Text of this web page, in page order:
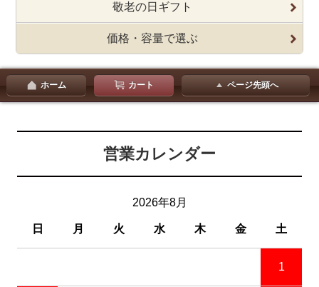
敬老の日ギフト
価格・容量で選ぶ
ホーム カート ページ先頭へ
営業カレンダー
2026年8月
日 月 火 水 木 金 土
1